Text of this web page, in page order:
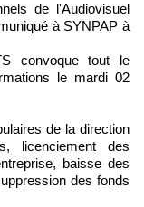
de l'Audiovisuel
à SYNPAP à
convoque tout le
le mardi 02
de la direction
licenciement des
baisse des
des fonds